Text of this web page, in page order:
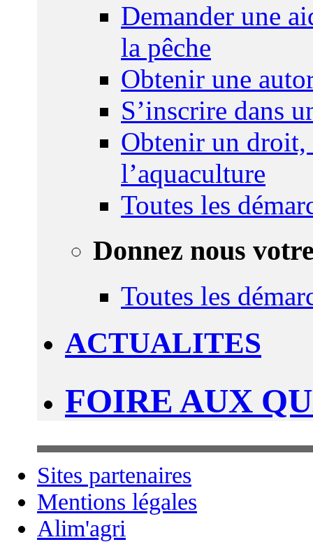
Demander une
la pêche
Obtenir une
S’inscrire dans
Obtenir un droit,
l’aquaculture
Toutes les
Donnez nous
Toutes les
ACTUALITES
FOIRE AUX
Sites partenaires
Mentions légales
Alim'agri